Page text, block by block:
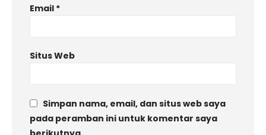
Email *
Situs Web
Simpan nama, email, dan situs web saya
pada peramban ini untuk komentar saya